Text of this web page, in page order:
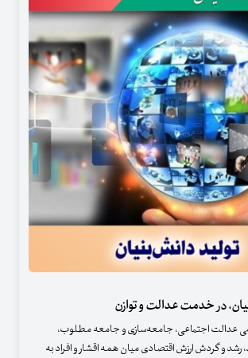
در خدمت عدالت و توازن
عدالت اجتماعی، جامعه‌سازی و جامعه مطلوب،
رشد و گردش ارزش اقتصادی میان همه اقشار و افراد به